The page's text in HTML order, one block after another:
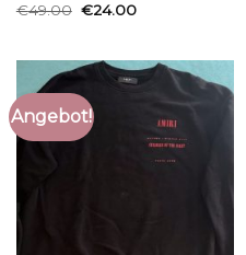
€49.00 €24.00
Angebot!